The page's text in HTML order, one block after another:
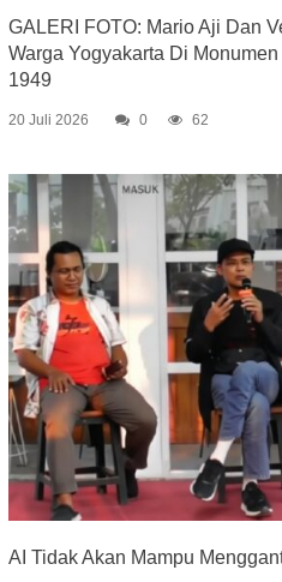
GALERI FOTO: Mario Aji Dan
Warga Yogyakarta Di
1949
20 Juli 2026 0 62
AI Tidak Akan Mampu